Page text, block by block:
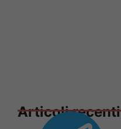
Articoli recenti